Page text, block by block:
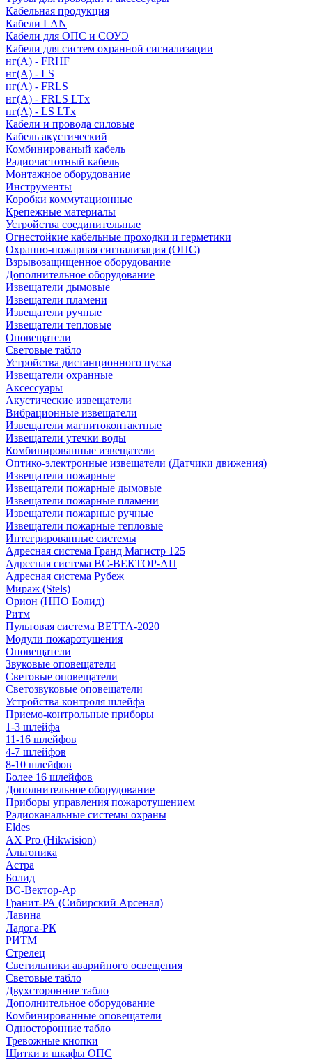
Кабельная продукция
Кабели LAN
Кабели для ОПС и СОУЭ
Кабели для систем охранной сигнализации
нг(A) - FRHF
нг(A) - LS
нг(А) - FRLS
нг(А) - FRLS LTx
нг(А) - LS LTx
Кабели и провода силовые
Кабель акустический
Комбинированый кабель
Радиочастотный кабель
Монтажное оборудование
Инструменты
Коробки коммутационные
Крепежные материалы
Устройства соединительные
Огнестойкие кабельные проходки и герметики
Охранно-пожарная сигнализация (ОПС)
Взрывозащищенное оборудование
Дополнительное оборудование
Извещатели дымовые
Извещатели пламени
Извещатели ручные
Извещатели тепловые
Оповещатели
Световые табло
Устройства дистанционного пуска
Извещатели охранные
Аксессуары
Акустические извещатели
Вибрационные извещатели
Извещатели магнитоконтактные
Извещатели утечки воды
Комбинированные извещатели
Оптико-электронные извещатели (Датчики движения)
Извещатели пожарные
Извещатели пожарные дымовые
Извещатели пожарные пламени
Извещатели пожарные ручные
Извещатели пожарные тепловые
Интегрированные системы
Адресная система Гранд Магистр 125
Адресная система ВС-ВЕКТОР-АП
Адресная система Рубеж
Мираж (Stels)
Орион (НПО Болид)
Ритм
Пультовая система ВЕТТА-2020
Модули пожаротушения
Оповещатели
Звуковые оповещатели
Световые оповещатели
Светозвуковые оповещатели
Устройства контроля шлейфа
Приемо-контрольные приборы
1-3 шлейфа
11-16 шлейфов
4-7 шлейфов
8-10 шлейфов
Более 16 шлейфов
Дополнительное оборудование
Приборы управления пожаротушением
Радиоканальные системы охраны
Eldes
AX Pro (Hikwision)
Альтоника
Астра
Болид
ВС-Вектор-Ар
Гранит-РА (Сибирский Арсенал)
Лавина
Ладога-РК
РИТМ
Стрелец
Светильники аварийного освещения
Световые табло
Двухсторонние табло
Дополнительное оборудование
Комбинированные оповещатели
Односторонние табло
Тревожные кнопки
Щитки и шкафы ОПС